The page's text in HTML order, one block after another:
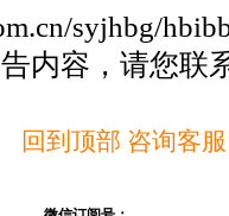
syjhbg/
容，请您联
回到顶部 咨询客服